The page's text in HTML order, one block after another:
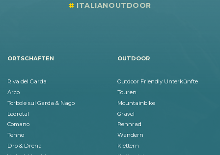
ITALIANOUTDOOR
ORTSCHAFTEN
Riva del Garda
Arco
Torbole sul Garda & Nago
Ledrotal
Comano
Tenno
Dro & Drena
OUTDOOR
Outdoor Friendly Unterkünfte
Touren
Mountainbike
Gravel
Rennrad
Wandern
Klettern